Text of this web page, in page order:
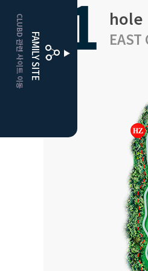
FAMILY SITE
CLUBD 관련 사이트 이동
클럽디더플레이어스
1 hole
EAST